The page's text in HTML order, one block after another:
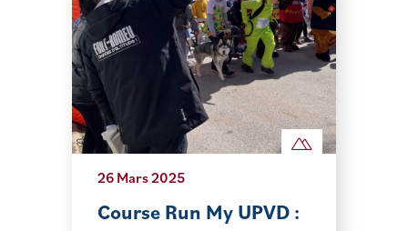
26 Mars 2025
Course Run My UPVD :